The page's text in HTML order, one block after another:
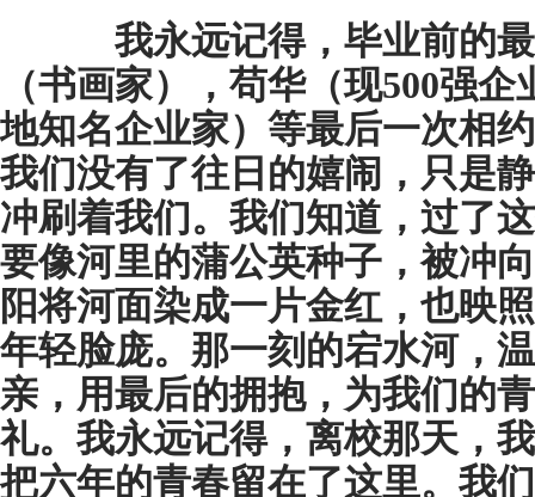
我永远记得，毕业前的最
（书画家），苟华（现500强
地知名企业家）等最后一次相
我们没有了往日的嬉闹，只是
冲刷着我们。我们知道，过了
要像河里的蒲公英种子，被冲
阳将河面染成一片金红，也映
年轻脸庞。那一刻的宕水河，
亲，用最后的拥抱，为我们的
礼。我永远记得，离校那天，
把六年的青春留在了这里。我